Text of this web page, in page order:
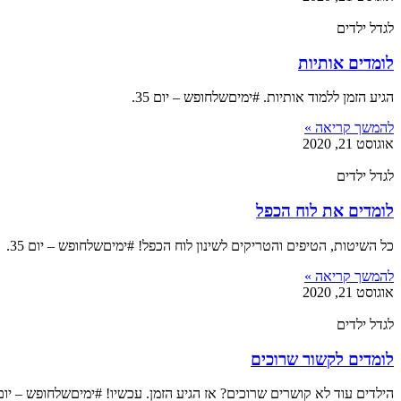
לגדל ילדים
לומדים אותיות
הגיע הזמן ללמוד אותיות. #ימיםשלחופש – יום 35.
להמשך קריאה »
אוגוסט 21, 2020
לגדל ילדים
לומדים את לוח הכפל
כל השיטות, הטיפים והטריקים לשינון לוח הכפל! #ימיםשלחופש – יום 35.
להמשך קריאה »
אוגוסט 21, 2020
לגדל ילדים
לומדים לקשור שרוכים
הילדים עוד לא קושרים שרוכים? אז הגיע הזמן. עכשיו! #ימיםשלחופש – יום